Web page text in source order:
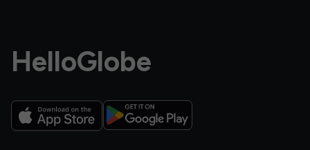
HelloGlobe